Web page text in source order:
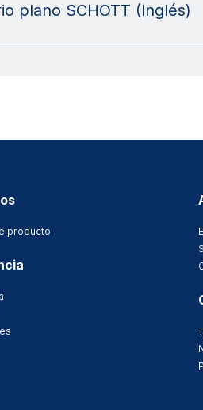
plano SCHOTT (Inglés)
producto